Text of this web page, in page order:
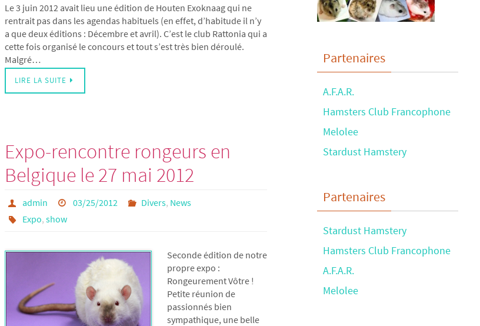
Le 3 juin 2012 avait lieu une édition de Houten Exoknaag qui ne
rentrait pas dans les agendas habituels (en effet, d’habitude il n’y
a que deux éditions : Décembre et avril). C’est le club Rattonia qui a
cette fois organisé le concours et tout s’est très bien déroulé.
Malgré…
LIRE LA SUITE
Expo-rencontre rongeurs en
Belgique le 27 mai 2012
admin 03/25/2012 Divers, News
Expo,show
Seconde édition de notre
propre expo :
Rongeurement Vôtre !
Petite réunion de
passionnés bien
sympathique, une belle
Partenaires
A.F.A.R.
Hamsters Club Francophone
Melolee
Stardust Hamstery
Partenaires
Stardust Hamstery
Hamsters Club Francophone
A.F.A.R.
Melolee